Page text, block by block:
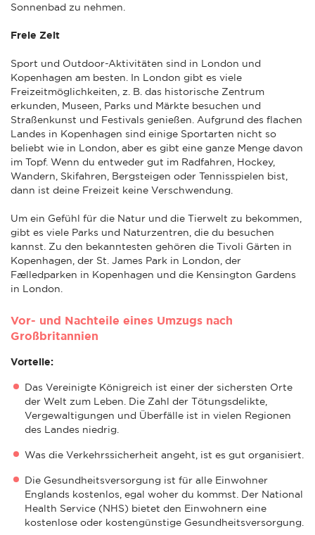
Sonnenbad zu nehmen.
Freie Zeit
Sport und Outdoor-Aktivitäten sind in London und
Kopenhagen am besten. In London gibt es viele
Freizeitmöglichkeiten, z. B. das historische Zentrum
erkunden, Museen, Parks und Märkte besuchen und
Straßenkunst und Festivals genießen. Aufgrund des flachen
Landes in Kopenhagen sind einige Sportarten nicht so
beliebt wie in London, aber es gibt eine ganze Menge davon
im Topf. Wenn du entweder gut im Radfahren, Hockey,
Wandern, Skifahren, Bergsteigen oder Tennisspielen bist,
dann ist deine Freizeit keine Verschwendung.
Um ein Gefühl für die Natur und die Tierwelt zu bekommen,
gibt es viele Parks und Naturzentren, die du besuchen
kannst. Zu den bekanntesten gehören die Tivoli Gärten in
Kopenhagen, der St. James Park in London, der
Fælledparken in Kopenhagen und die Kensington Gardens
in London.
Vor- und Nachteile eines Umzugs nach
Großbritannien
Vorteile:
Das Vereinigte Königreich ist einer der sichersten Orte
der Welt zum Leben. Die Zahl der Tötungsdelikte,
Vergewaltigungen und Überfälle ist in vielen Regionen
des Landes niedrig.
Was die Verkehrssicherheit angeht, ist es gut organisiert.
Die Gesundheitsversorgung ist für alle Einwohner
Englands kostenlos, egal woher du kommst. Der National
Health Service (NHS) bietet den Einwohnern eine
kostenlose oder kostengünstige Gesundheitsversorgung.